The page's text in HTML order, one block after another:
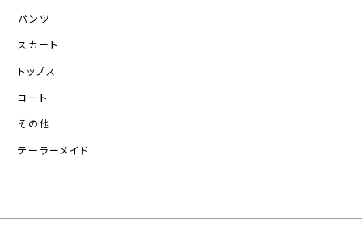
パンツ
スカート
トップス
コート
その他
テーラーメイド